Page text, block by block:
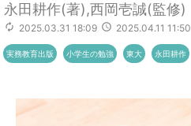
永田耕作(著),西岡壱誠(監修)
2025.03.31 18:09 2025.04.11 11:50
実務教育出版 小学生の勉強 東大 永田耕作